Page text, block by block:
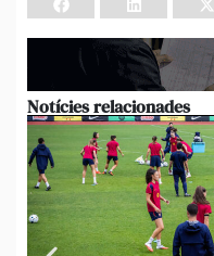
Notícies relacionades